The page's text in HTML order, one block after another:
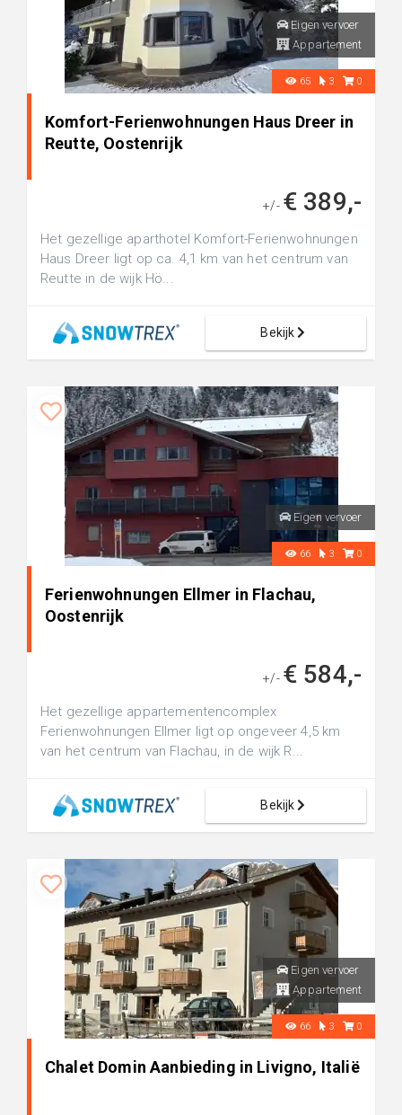
Eigen vervoer
Appartement
65 3 0
Komfort-Ferienwohnungen Haus Dreer in
Reutte, Oostenrijk
+/- € 389,-
Het gezellige aparthotel Komfort-Ferienwohnungen
Haus Dreer ligt op ca. 4,1 km van het centrum van
Reutte in de wijk Hö...
Bekijk
Eigen vervoer
66 3 0
Ferienwohnungen Ellmer in Flachau,
Oostenrijk
+/- € 584,-
Het gezellige appartementencomplex
Ferienwohnungen Ellmer ligt op ongeveer 4,5 km
van het centrum van Flachau, in de wijk R...
Bekijk
Eigen vervoer
Appartement
66 3 0
Chalet Domin Aanbieding in Livigno, Italië